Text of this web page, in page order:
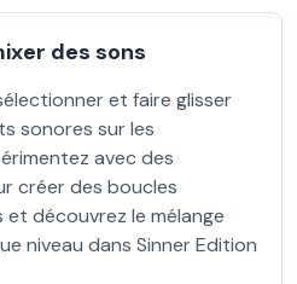
des sons
et faire glisser
sonores sur les
avec des
créer des boucles
et découvrez le mélange
niveau dans Sinner Edition